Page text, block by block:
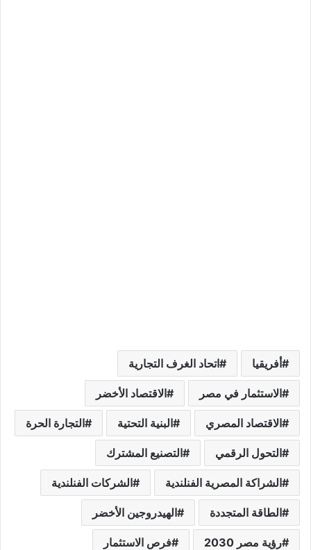
أفريقيا اتحاد الغرف التجارية
الاستثمار في مصر الاقتصاد الأخضر
الاقتصاد المصري البنية التحتية التجارة الحرة
التحول الرقمي التصنيع المشترك
الشراكة المصرية الفنلندية الشركات الفنلندية
الطاقة المتجددة الهيدروجين الأخضر
رؤية مصر 2030 فرص الاستثمار